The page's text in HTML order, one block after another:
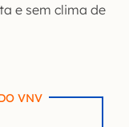
e sem clima de
VNV